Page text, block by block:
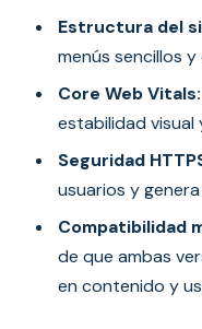
Estructura del
menús sencillos
Core Web Vitals:
estabilidad
Seguridad
usuarios y
Compatibilidad
de que ambas
en contenido y